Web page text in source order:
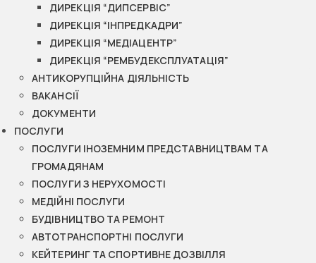
ДИРЕКЦІЯ “ДИПСЕРВІС”
ДИРЕКЦІЯ “ІНПРЕДКАДРИ”
ДИРЕКЦІЯ “МЕДІАЦЕНТР”
ДИРЕКЦІЯ “РЕМБУДЕКСПЛУАТАЦІЯ”
АНТИКОРУПЦІЙНА ДІЯЛЬНІСТЬ
ВАКАНСІЇ
ДОКУМЕНТИ
ПОСЛУГИ
ПОСЛУГИ ІНОЗЕМНИМ ПРЕДСТАВНИЦТВАМ ТА
ГРОМАДЯНАМ
ПОСЛУГИ З НЕРУХОМОСТІ
МЕДІЙНІ ПОСЛУГИ
БУДІВНИЦТВО ТА РЕМОНТ
АВТОТРАНСПОРТНІ ПОСЛУГИ
КЕЙТЕРИНГ ТА СПОРТИВНЕ ДОЗВІЛЛЯ